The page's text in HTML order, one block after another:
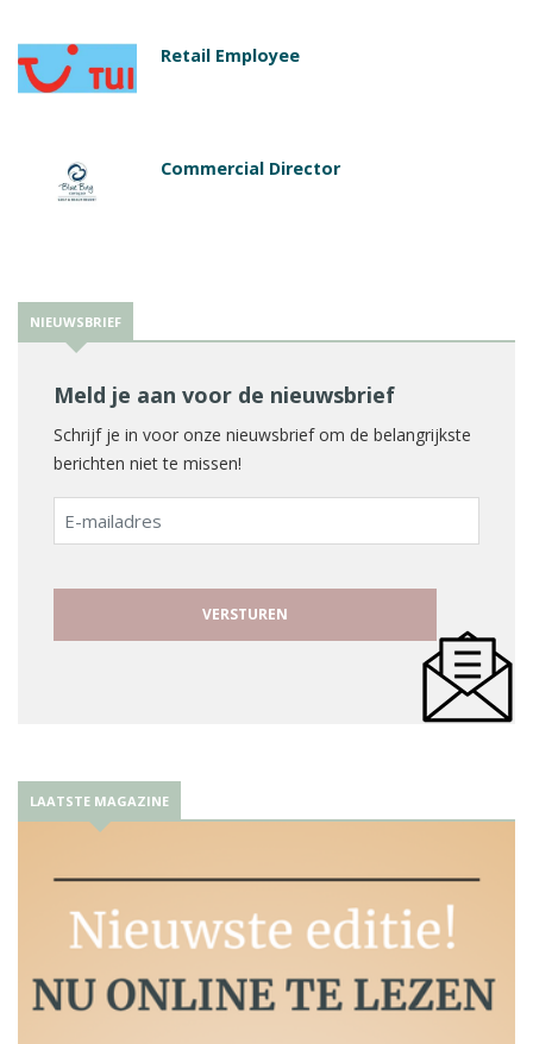
Retail Employee
Commercial Director
NIEUWSBRIEF
Meld je aan voor de nieuwsbrief
Schrijf je in voor onze nieuwsbrief om de belangrijkste
berichten niet te missen!
E-
mailadres
LAATSTE MAGAZINE